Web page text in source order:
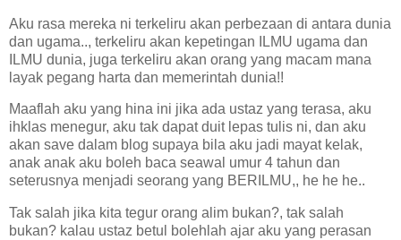
Aku rasa mereka ni terkeliru akan perbezaan di antara dunia
dan ugama.., terkeliru akan kepetingan ILMU ugama dan
ILMU dunia, juga terkeliru akan orang yang macam mana
layak pegang harta dan memerintah dunia!!
Maaflah aku yang hina ini jika ada ustaz yang terasa, aku
ihklas menegur, aku tak dapat duit lepas tulis ni, dan aku
akan save dalam blog supaya bila aku jadi mayat kelak,
anak anak aku boleh baca seawal umur 4 tahun dan
seterusnya menjadi seorang yang BERILMU,, he he he..
Tak salah jika kita tegur orang alim bukan?, tak salah
bukan? kalau ustaz betul bolehlah ajar aku yang perasan